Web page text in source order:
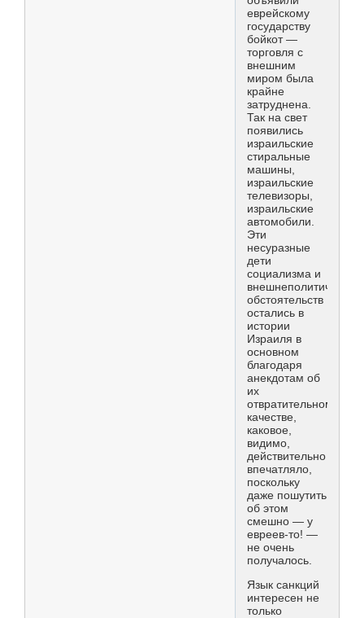
еврейскому
государству
бойкот —
торговля с
внешним
миром была
крайне
затруднена.
Так на свет
появились
израильские
стиральные
машины,
израильские
телевизоры,
израильские
автомобили.
Эти
несуразные
дети
социализма и
внешнеполитических
обстоятельств
остались в
истории
Израиля в
основном
благодаря
анекдотам об
их
отвратительном
качестве,
каковое,
видимо,
действительно
впечатляло,
поскольку
даже пошутить
об этом
смешно — у
евреев-то! —
не очень
получалось.
Язык санкций
интересен не
только